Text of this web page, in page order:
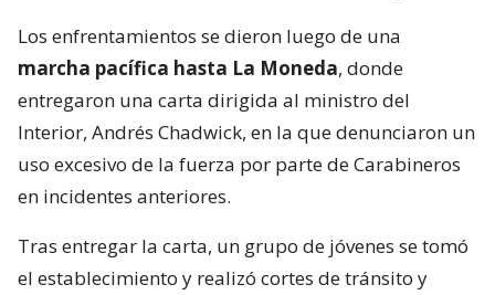
Los enfrentamientos se dieron luego de una
marcha pacífica hasta La Moneda, donde
entregaron una carta dirigida al ministro del
Interior, Andrés Chadwick, en la que denunciaron un
uso excesivo de la fuerza por parte de Carabineros
en incidentes anteriores.
Tras entregar la carta, un grupo de jóvenes se tomó
el establecimiento y realizó cortes de tránsito y